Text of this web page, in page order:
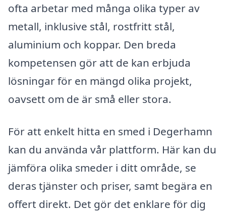
ofta arbetar med många olika typer av
metall, inklusive stål, rostfritt stål,
aluminium och koppar. Den breda
kompetensen gör att de kan erbjuda
lösningar för en mängd olika projekt,
oavsett om de är små eller stora.
För att enkelt hitta en smed i Degerhamn
kan du använda vår plattform. Här kan du
jämföra olika smeder i ditt område, se
deras tjänster och priser, samt begära en
offert direkt. Det gör det enklare för dig